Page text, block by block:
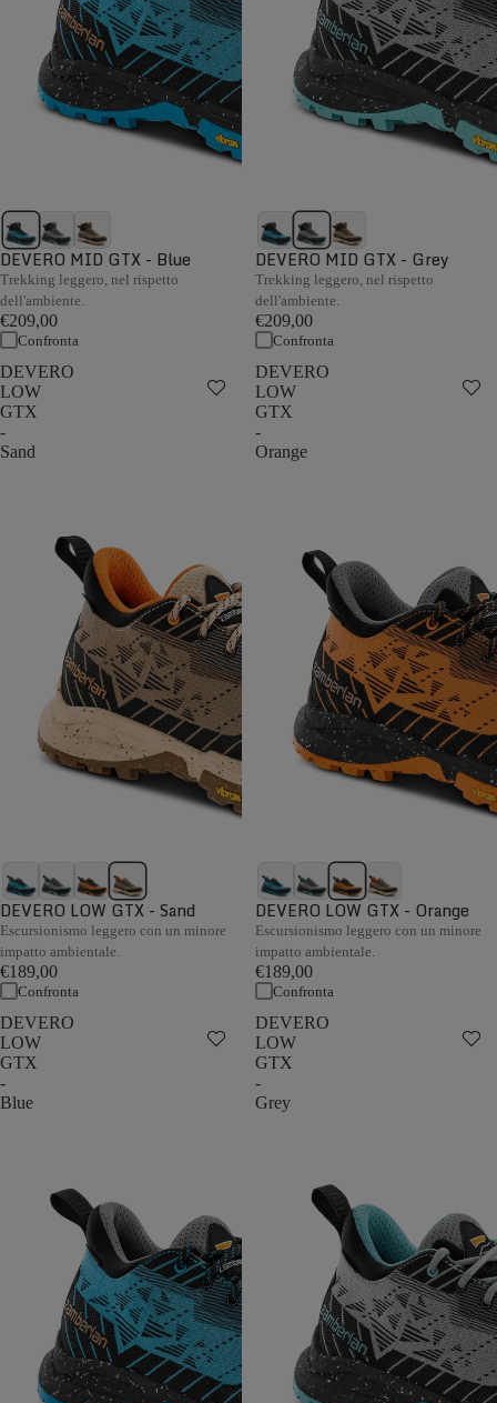
DEVERO MID GTX - Blue
Trekking leggero, nel rispetto
dell'ambiente.
€209,00
Confronta
DEVERO MID GTX - Grey
Trekking leggero, nel rispetto
dell'ambiente.
€209,00
Confronta
DEVERO
LOW
GTX
-
Sand
DEVERO LOW GTX - Sand
Escursionismo leggero con un minore
impatto ambientale.
€189,00
Confronta
DEVERO
LOW
GTX
-
Orange
DEVERO LOW GTX - Orange
Escursionismo leggero con un minore
impatto ambientale.
€189,00
Confronta
DEVERO
LOW
GTX
-
Blue
DEVERO
LOW
GTX
-
Grey